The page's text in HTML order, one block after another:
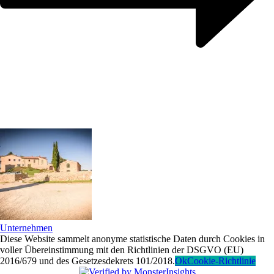
Unternehmen
Diese Website sammelt anonyme statistische Daten durch Cookies in
voller Übereinstimmung mit den Richtlinien der DSGVO (EU)
2016/679 und des Gesetzesdekrets 101/2018.OkCookie-Richtlinie